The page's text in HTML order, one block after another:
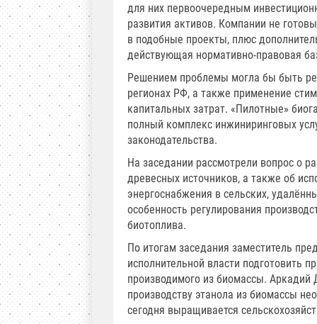
для них первоочередным
развития активов. Компании не
в подобные проекты, плюс
действующая нормативно-правовая
Решением проблемы могла бы быть
регионах РФ, а также применение
капитальных затрат. «Пилотные»
полный комплекс инжиниринговых
законодательства.
На заседании рассмотрели вопрос о
древесных источников, а также об
энергоснабжения в сельских,
особенность регулирования
биотоплива.
По итогам заседания заместитель
исполнительной власти подготовить
производимого из биомассы. Аркадий
производству этанола из биомассы
сегодня выращивается